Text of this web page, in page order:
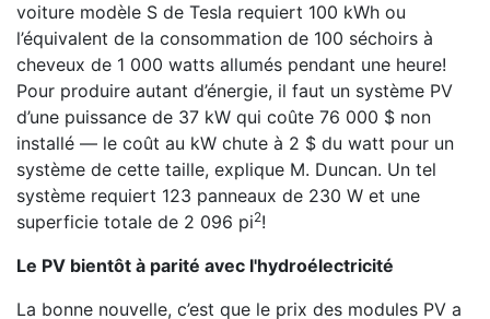
voiture modèle S de Tesla requiert 100 kWh ou
l’équivalent de la consommation de 100 séchoirs à
cheveux de 1 000 watts allumés pendant une heure!
Pour produire autant d’énergie, il faut un système PV
d’une puissance de 37 kW qui coûte 76 000 $ non
installé — le coût au kW chute à 2 $ du watt pour un
système de cette taille, explique M. Duncan. Un tel
système requiert 123 panneaux de 230 W et une
superficie totale de 2 096 pi2!
Le PV bientôt à parité avec l'hydroélectricité
La bonne nouvelle, c’est que le prix des modules PV a